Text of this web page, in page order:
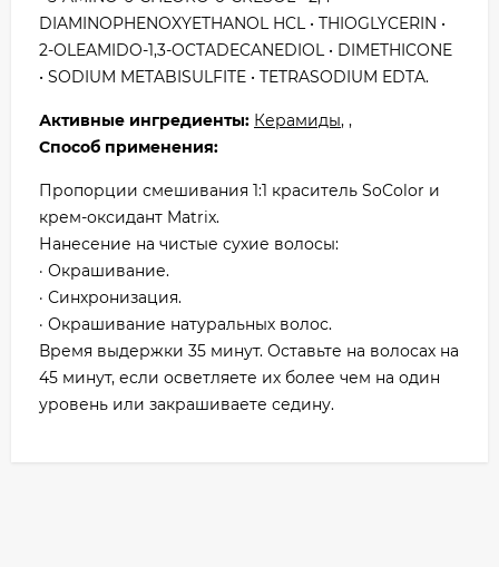
DIAMINOPHENOXYETHANOL HCL • THIOGLYCERIN •
2-OLEAMIDO-1,3-OCTADECANEDIOL • DIMETHICONE
• SODIUM METABISULFITE • TETRASODIUM EDTA.
Активные ингредиенты: Керамиды, ,
Способ применения:
Пропорции смешивания 1:1 краситель SoColor и
крем-оксидант Matrix.
Нанесение на чистые сухие волосы:
· Окрашивание.
· Синхронизация.
· Окрашивание натуральных волос.
Время выдержки 35 минут. Оставьте на волосах на
45 минут, если осветляете их более чем на один
уровень или закрашиваете седину.